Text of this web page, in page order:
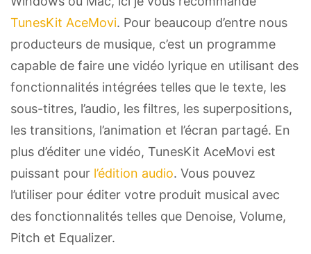
TunesKit AceMovi. Pour beaucoup d’entre nous
producteurs de musique, c’est un programme
capable de faire une vidéo lyrique en utilisant des
fonctionnalités intégrées telles que le texte, les
sous-titres, l’audio, les filtres, les superpositions,
les transitions, l’animation et l’écran partagé. En
plus d’éditer une vidéo, TunesKit AceMovi est
puissant pour l’édition audio. Vous pouvez
l’utiliser pour éditer votre produit musical avec
des fonctionnalités telles que Denoise, Volume,
Pitch et Equalizer.